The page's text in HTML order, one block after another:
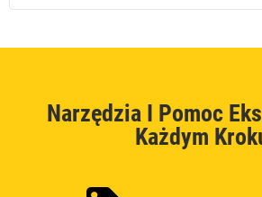
Narzędzia I Pomoc
Każdym